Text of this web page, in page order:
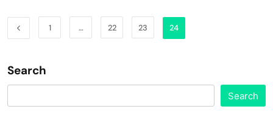
1 … 22 23 24
Search
Search